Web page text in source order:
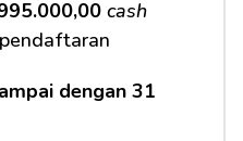
cash
dengan 31